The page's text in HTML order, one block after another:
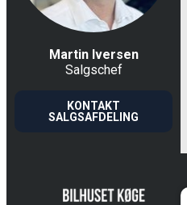
Martin Iversen
Salgschef
KONTAKT
SALGSAFDELING